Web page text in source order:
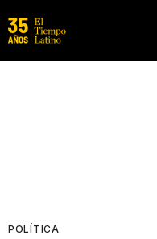
POLÍTICA